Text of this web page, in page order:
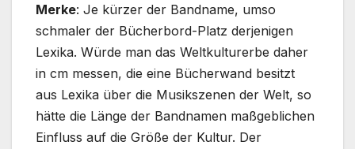
Merke: Je kürzer der Bandname, umso
schmaler der Bücherbord-Platz derjenigen
Lexika. Würde man das Weltkulturerbe daher
in cm messen, die eine Bücherwand besitzt
aus Lexika über die Musikszenen der Welt, so
hätte die Länge der Bandnamen maßgeblichen
Einfluss auf die Größe der Kultur. Der